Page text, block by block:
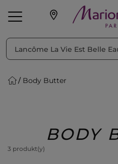
pleť Líčenie
Beauty
Body Butter
BODY
3 produkt(y)
Triediť podľa